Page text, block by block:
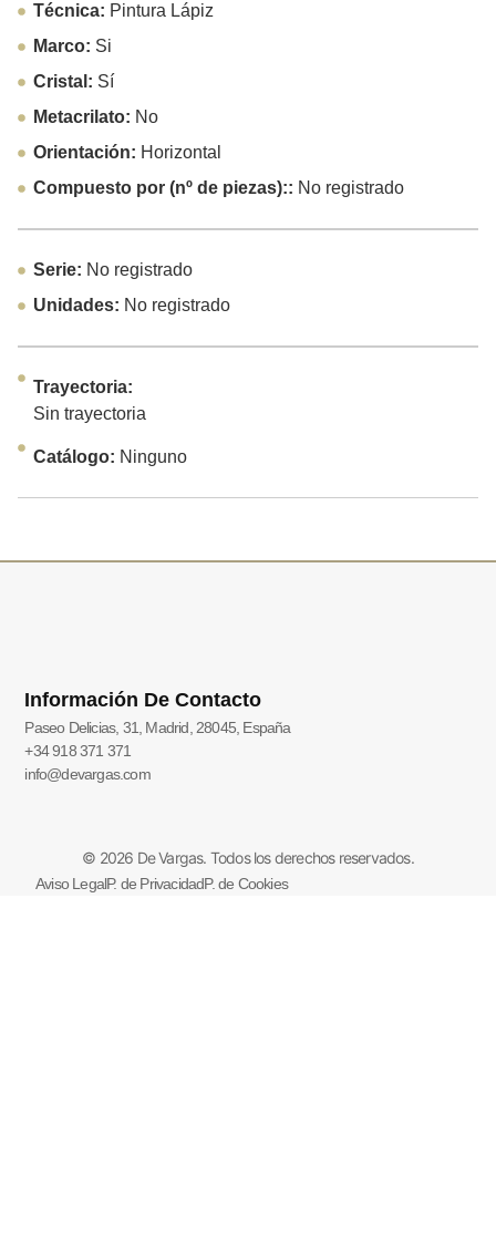
Técnica: Pintura Lápiz
Marco: Si
Cristal: Sí
Metacrilato: No
Orientación: Horizontal
Compuesto por (nº de piezas):: No registrado
Serie: No registrado
Unidades: No registrado
Trayectoria:
Sin trayectoria
Catálogo: Ninguno
Información De Contacto
Paseo Delicias, 31, Madrid, 28045, España
+34 918 371 371
info@devargas.com
© 2026 De Vargas. Todos los derechos reservados.
Aviso LegalP. de PrivacidadP. de Cookies